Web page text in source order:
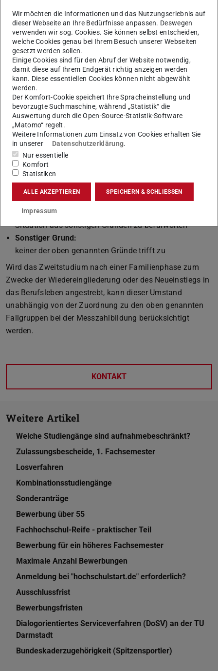
Wissenschaftliche Gründe:
im Hinblick auf eine spätere Tätigkeit in Wissenschaft
und Forschung wird auf der Grundlage der bisherigen
wissenschaftlichen und praktischen Tätigkeit eine
weitere wissenschaftliche Qualifikation in einem
anderen Studiengang angestrebt
Zwingende berufliche Gründe:
es wird ein Beruf angestrebt, der nur aufgrund zweier
abgeschlossener Studiengänge ausgeübt werden kann;
ein Nachweis über diese berufliche Voraussetzung ist
erforderlich
Besondere berufliche Gründe:
die berufliche Situation wird durch den angestrebten
weiteren Studienabschluss, der das Erststudium
Sonstige berufliche Gründe:
das Zweitstudium ist aufgrund der beruflichen
Situation aus sonstigen Gründen zu befürworten
Sonstiger Grund:
keiner der oben genannten Gründe trifft zu
Wird das Zweitstudium nach einer Familienphase zum
Zwecke der Wiedereingliederung oder des Neueinstiegs in
das Berufsleben angestrebt, kann dieser Umstand
unabhängig von der Zuordnung zu den oben genannten
Fallgruppen bei der Messzahlbildung berücksichtigt
werden.
KONTAKT
Weitere Artikel
Welche Studiengänge sind aufnahmebeschränkt?
Zulassungsbescheide, 1. Fachsemester
Losverfahren
Kombinationsstudiengänge
Sonderanträge
Bewerbung über 55
Fachhochschul-Reife - praktischer Teil
Bewerbung für ein höheres Fachsemester
Maximale Anzahl Bewerbungen
Anmeldung bei "hochschulstart.de" erforderlich?
Ausschlussfrist
Bewerbungsfristen
Dialogorientiertes Serviceverfahren (DoSV) an der TU
Darmstadt
Bundeskaderzugehörigkeit (Spitzensportler)
Wir möchten die Informationen und das Nutzungserlebnis auf
dieser Webseite an Ihre Bedürfnisse anpassen. Deswegen
verwenden wir sog. Cookies. Sie können selbst entscheiden,
welche Cookies genau bei Ihrem Besuch unserer Webseiten
gesetzt werden sollen.
Einige Cookies sind für den Abruf der Website notwendig,
damit diese auf Ihrem Endgerät richtig anzeigen werden
kann. Diese essentiellen Cookies können nicht abgewählt
werden.
Der Komfort-Cookie speichert Ihre Spracheinstellung und
bevorzugte Suchmaschine, während „Statistik“ die
Auswertung durch die Open-Source-Statistik-Software
„Matomo“ regelt.
Weitere Informationen zum Einsatz von Cookies erhalten Sie
in unserer
Datenschutzerklärung.
Nur essentielle
Komfort
Statistiken
ALLE AKZEPTIEREN SPEICHERN & SCHLIESSEN
Impressum